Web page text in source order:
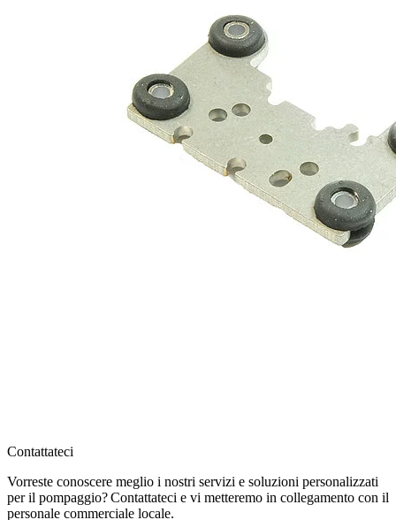
Contattateci
Vorreste conoscere meglio i nostri servizi e soluzioni personalizzati
per il pompaggio? Contattateci e vi metteremo in collegamento con il
personale commerciale locale.